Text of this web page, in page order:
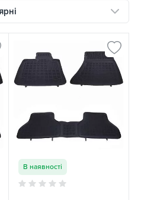
В наявності